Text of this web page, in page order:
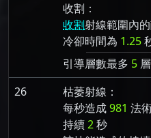
收割：
收割射線範圍內
冷卻時間為 1.25
引導層數最多 5 層
26
枯萎射線：
每秒造成981 法
持續2秒